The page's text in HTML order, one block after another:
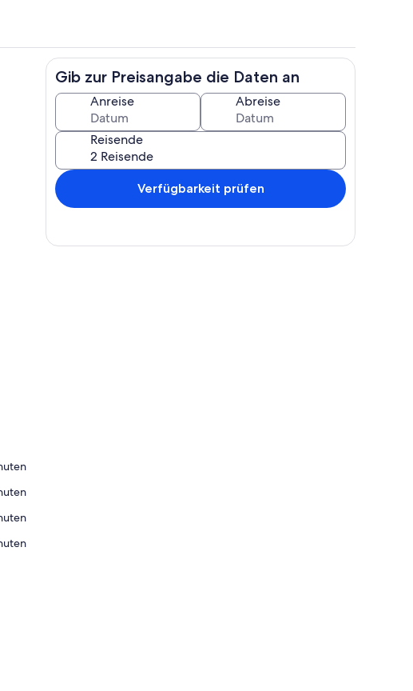
Wohnbereich Wohnbereich
Gib zur Preisangabe die Daten an
Anreise Abreise
Reisende
Verfügbarkeit prüfen